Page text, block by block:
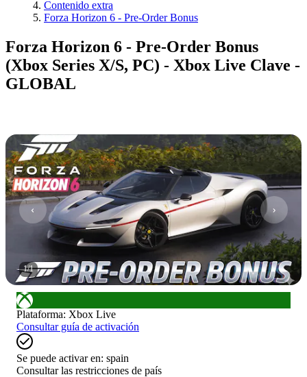
Contenido extra
Forza Horizon 6 - Pre-Order Bonus
Forza Horizon 6 - Pre-Order Bonus
(Xbox Series X/S, PC) - Xbox Live Clave -
GLOBAL
1/1
Plataforma: Xbox Live
Consultar guía de activación
Se puede activar en: spain
Consultar las restricciones de país